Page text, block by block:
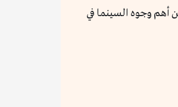
وجوه السينما في